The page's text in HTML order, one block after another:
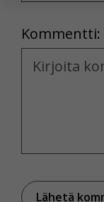
Kommentti:
Kommentti
Voit valita,